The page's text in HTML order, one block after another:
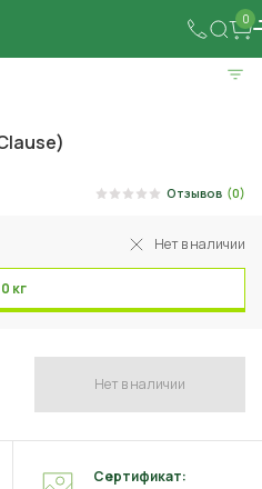
0
Отзывов (0)
Нет в наличии
0 кг
Нет в наличии
Сертификат: